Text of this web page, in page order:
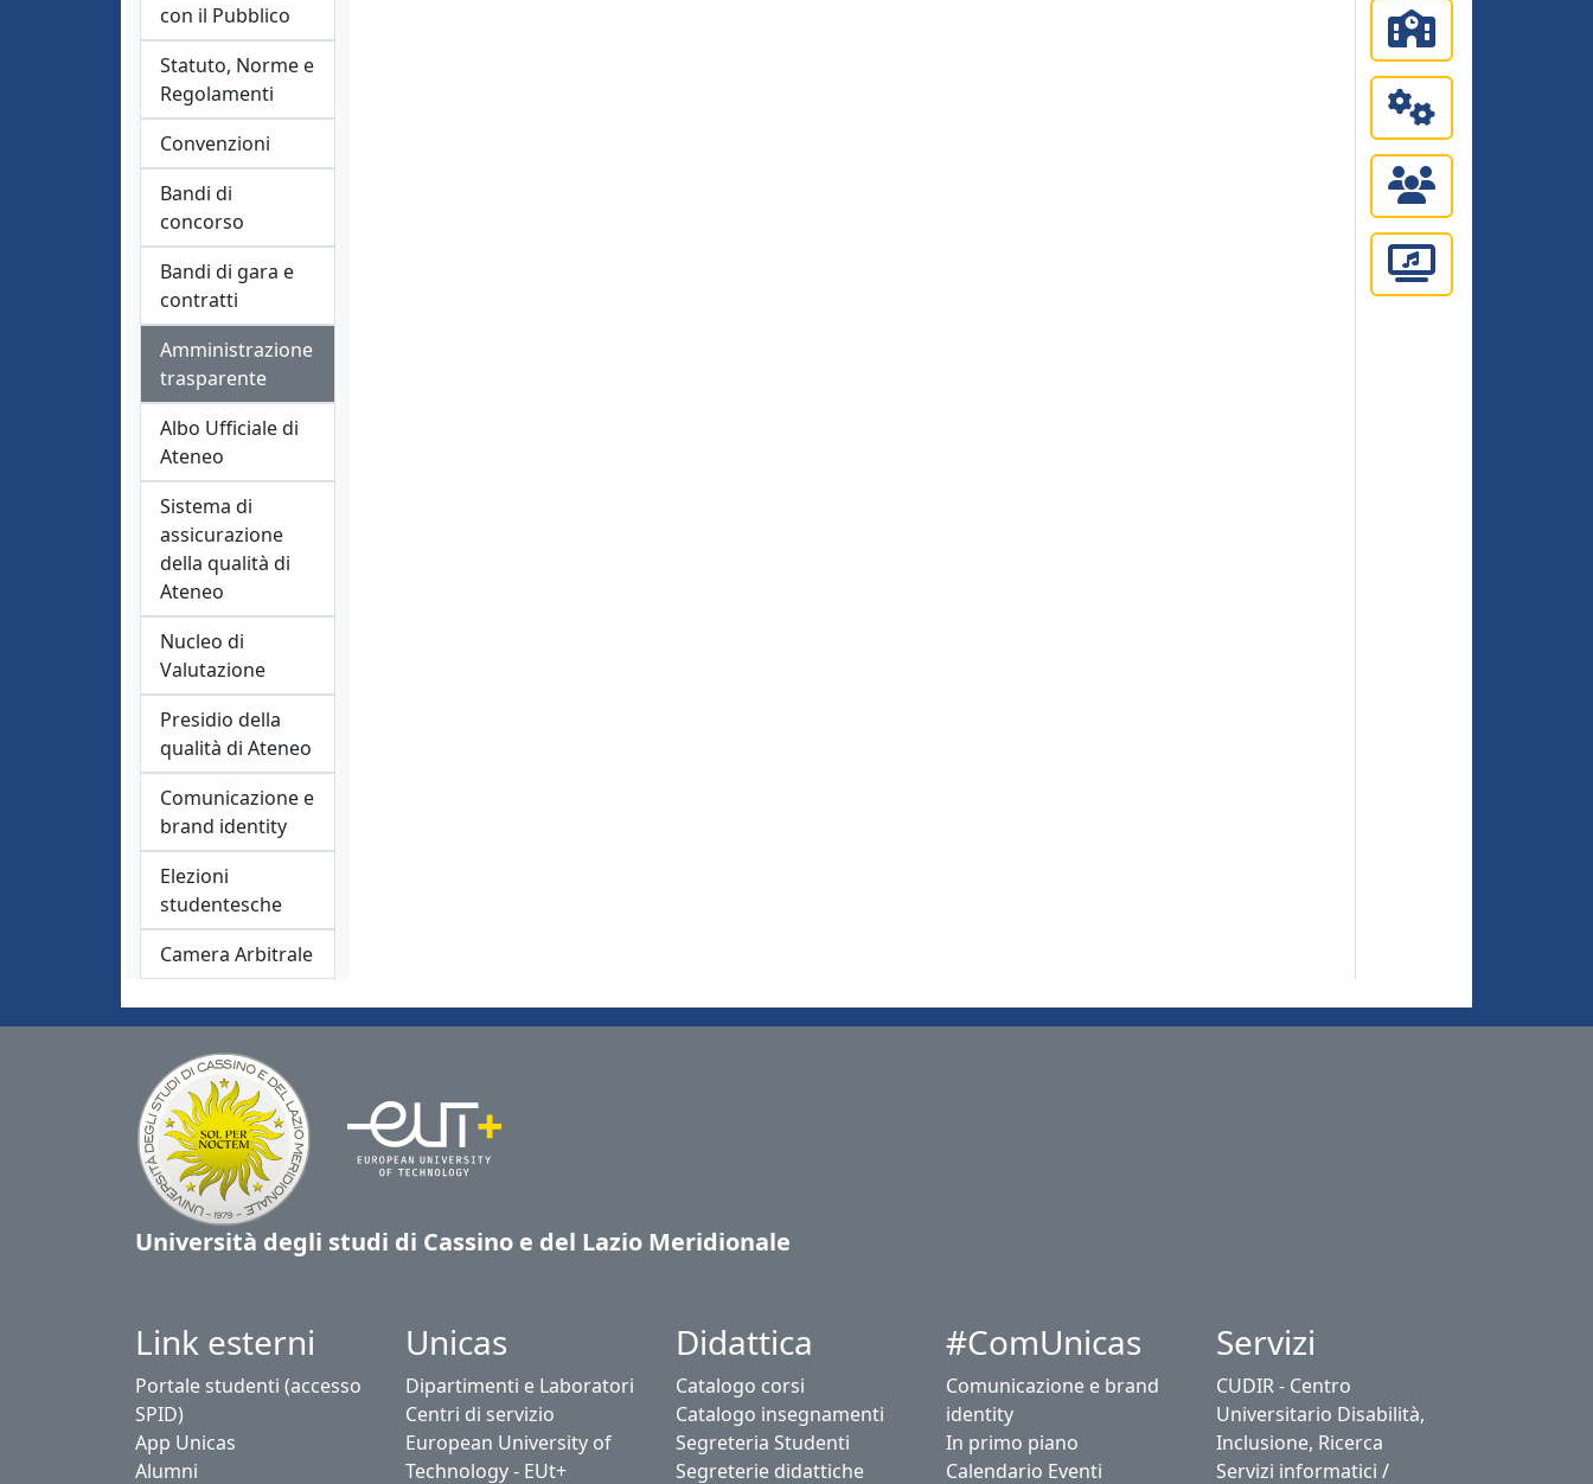
con il Pubblico
Statuto, Norme e
Regolamenti
Convenzioni
Bandi di
concorso
Bandi di gara e
contratti
Amministrazione
trasparente
Albo Ufficiale di
Ateneo
Sistema di
assicurazione
della qualità di
Ateneo
Nucleo di
Valutazione
Presidio della
qualità di Ateneo
Comunicazione e
brand identity
Elezioni
studentesche
Camera Arbitrale
Università degli studi di Cassino e del Lazio Meridionale
Link esterni
Portale studenti (accesso
SPID)
App Unicas
Alumni
Unicas
Dipartimenti e Laboratori
Centri di servizio
European University of
Technology - EUt+
Didattica
Catalogo corsi
Catalogo insegnamenti
Segreteria Studenti
Segreterie didattiche
#ComUnicas
Comunicazione e brand
identity
In primo piano
Calendario Eventi
Servizi
CUDIR - Centro
Universitario Disabilità,
Inclusione, Ricerca
Servizi informatici /